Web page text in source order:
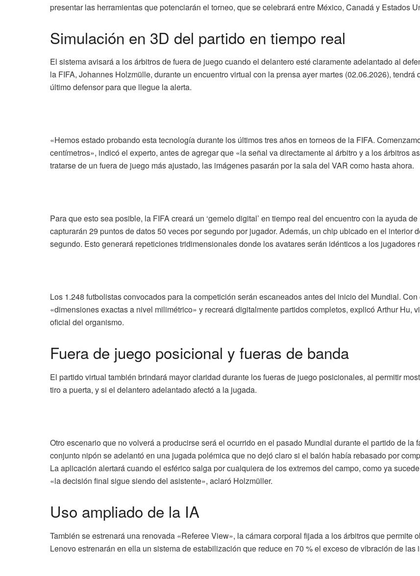
presentar las herramientas que potenciarán el torneo, que se celebrará entre México, Canadá y Estados
Simulación en 3D del partido en tiempo real
El sistema avisará a los árbitros de fuera de juego cuando el delantero esté claramente adelantado al
la FIFA, Johannes Holzmülle, durante un encuentro virtual con la prensa ayer martes (02.06.2026),
último defensor para que llegue la alerta.
«Hemos estado probando esta tecnología durante los últimos tres años en torneos de la FIFA.
centímetros», indicó el experto, antes de agregar que «la señal va directamente al árbitro y a los árbitros
tratarse de un fuera de juego más ajustado, las imágenes pasarán por la sala del VAR como hasta ahora.
Para que esto sea posible, la FIFA creará un ‘gemelo digital’ en tiempo real del encuentro con la ayuda
capturarán 29 puntos de datos 50 veces por segundo por jugador. Además, un chip ubicado en el interior
segundo. Esto generará repeticiones tridimensionales donde los avatares serán idénticos a los jugadores
Los 1.248 futbolistas convocados para la competición serán escaneados antes del inicio del Mundial.
«dimensiones exactas a nivel milimétrico» y recreará digitalmente partidos completos, explicó Arthur Hu,
oficial del organismo.
Fuera de juego posicional y fueras de banda
El partido virtual también brindará mayor claridad durante los fueras de juego posicionales, al permitir
tiro a puerta, y si el delantero adelantado afectó a la jugada.
Otro escenario que no volverá a producirse será el ocurrido en el pasado Mundial durante el partido de la
conjunto nipón se adelantó en una jugada polémica que no dejó claro si el balón había rebasado por
La aplicación alertará cuando el esférico salga por cualquiera de los extremos del campo, como ya
«la decisión final sigue siendo del asistente», aclaró Holzmüller.
Uso ampliado de la IA
También se estrenará una renovada «Referee View», la cámara corporal fijada a los árbitros que permite
Lenovo estrenarán en ella un sistema de estabilización que reduce en 70 % el exceso de vibración de las